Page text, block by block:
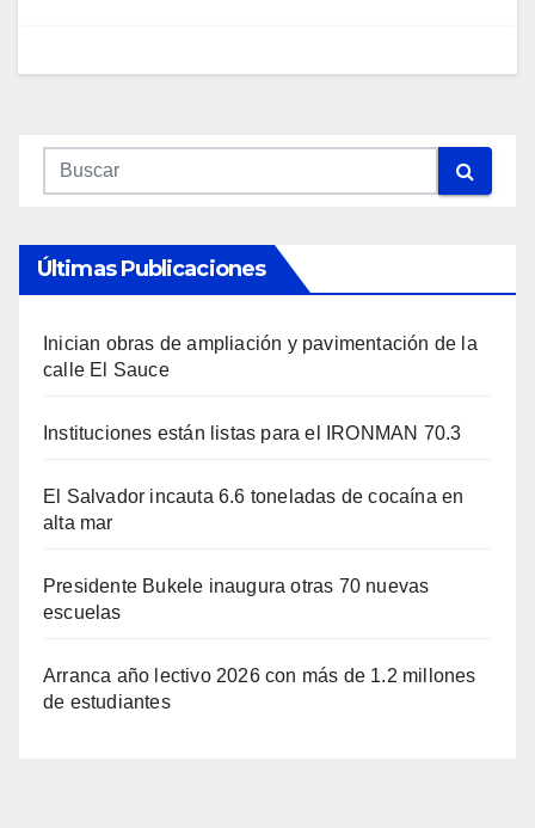
Últimas Publicaciones
Inician obras de ampliación y pavimentación de la
calle El Sauce
Instituciones están listas para el IRONMAN 70.3
El Salvador incauta 6.6 toneladas de cocaína en
alta mar
Presidente Bukele inaugura otras 70 nuevas
escuelas
Arranca año lectivo 2026 con más de 1.2 millones
de estudiantes